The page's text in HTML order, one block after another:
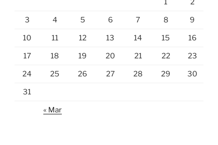
1 2
3 4 5 6 7 8 9
10 11 12 13 14 15 16
17 18 19 20 21 22 23
24 25 26 27 28 29 30
31
« Mar